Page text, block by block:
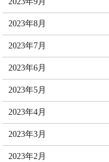
2023年8月
2023年7月
2023年6月
2023年5月
2023年4月
2023年3月
2023年2月